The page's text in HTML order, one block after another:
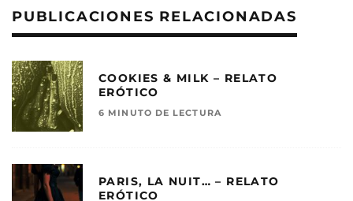
PUBLICACIONES RELACIONADAS
COOKIES & MILK – RELATO
ERÓTICO
6 MINUTO DE LECTURA
PARIS, LA NUIT… – RELATO
ERÓTICO